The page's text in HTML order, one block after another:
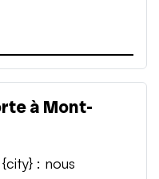
à Mont-
: nous